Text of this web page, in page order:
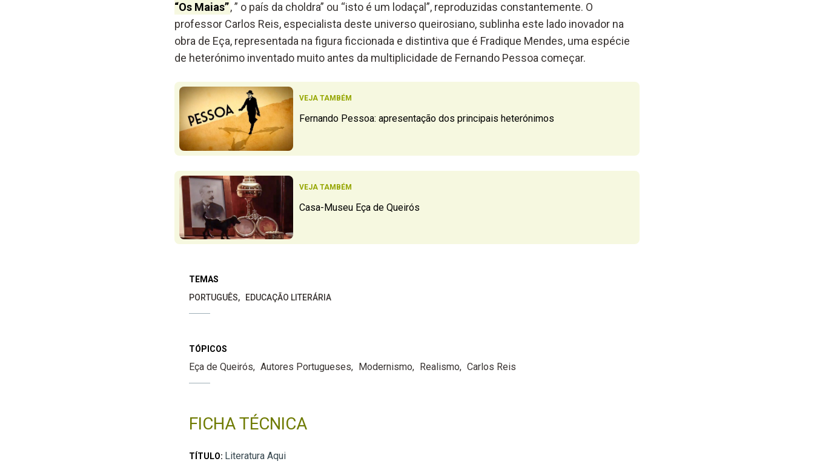
“Os Maias”, ” o país da choldra” ou “isto é um lodaçal”, reproduzidas constantemente. O
professor Carlos Reis, especialista deste universo queirosiano, sublinha este lado inovador na
obra de Eça, representada na figura ficcionada e distintiva que é Fradique Mendes, uma espécie
de heterónimo inventado muito antes da multiplicidade de Fernando Pessoa começar.
VEJA TAMBÉM
Fernando Pessoa: apresentação dos principais heterónimos
VEJA TAMBÉM
Casa-Museu Eça de Queirós
TEMAS
PORTUGUÊS
EDUCAÇÃO LITERÁRIA
TÓPICOS
Eça de Queirós Autores Portugueses Modernismo Realismo Carlos Reis
FICHA TÉCNICA
TÍTULO: Literatura Aqui